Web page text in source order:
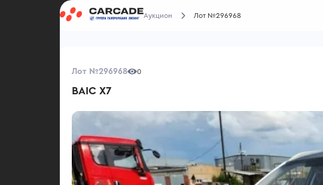
Аукцион Лот №296968
Лот №296968 0
BAIC X7